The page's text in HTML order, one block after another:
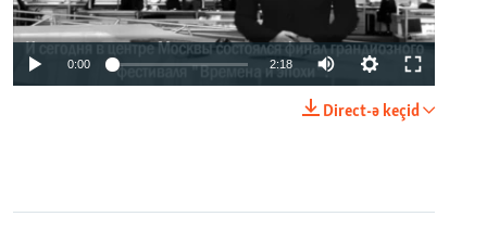
0:00 2:18
Direct-ə keçid